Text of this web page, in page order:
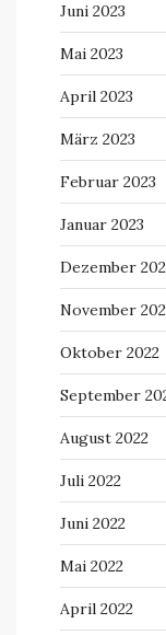
Juni 2023
Mai 2023
April 2023
März 2023
Februar 2023
Januar 2023
Dezember
November
Oktober 2022
September
August 2022
Juli 2022
Juni 2022
Mai 2022
April 2022